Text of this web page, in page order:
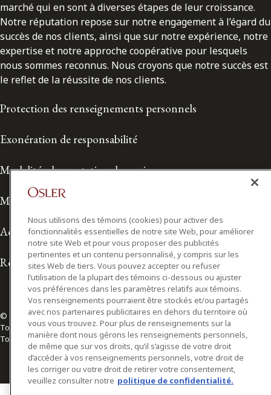
marché qui en sont à diverses étapes de leur croissance.
Notre réputation repose sur notre engagement à l’égard du
succès de nos clients, ainsi que sur notre expérience, notre
expertise et notre approche coopérative pour lesquels
nous sommes reconnus. Nous croyons que notre succès est
le reflet de la réussite de nos clients.
Protection des renseignements personnels
Exonération de responsabilité
Modalités de prestation de services
Modalités d'utilisation
Accessibilité
Relations avec les médias
© 2026 Osler, Hoskin & Harcourt S.E.N.C.R.L./s.r.l.
Tous droits réservés
Toronto | Montréal | Calgary | Vancouver | Ottawa | New York
Nous utilisons des témoins (cookies) pour activer des
fonctionnalités essentielles de notre site Web, pour améliorer
notre site Web et pour vous proposer des publicités
pertinentes et un contenu personnalisé, y compris sur les
sites Web de tiers. Vous pouvez accepter ou refuser
l’utilisation de la plupart des témoins ci-dessous ou ajuster
vos préférences dans les paramètres relatifs aux témoins.
Vos renseignements pourraient être stockés et/ou partagés
avec nos partenaires publicitaires en dehors du territoire où
vous vous trouvez. Pour plus de renseignements sur la
manière dont nous gérons les renseignements personnels,
de même que sur vos droits, qu’il s’agisse de votre droit
d’accéder à vos renseignements personnels, votre droit de
les corriger ou votre droit de retirer votre consentement,
veuillez consulter notre politique de confidentialité.